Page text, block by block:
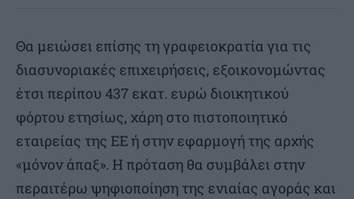
Θα μειώσει επίσης τη γραφειοκρατία για τις
διασυνοριακές επιχειρήσεις, εξοικονομώντας
έτσι περίπου 437 εκατ. ευρώ διοικητικού
φόρτου ετησίως, χάρη στο πιστοποιητικό
εταιρείας της ΕΕ ή στην εφαρμογή της αρχής
«μόνον άπαξ». Η πρόταση θα συμβάλει στην
περαιτέρω ψηφιοποίηση της ενιαίας αγοράς και